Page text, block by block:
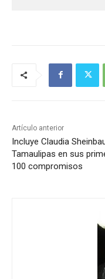
Artículo anterior
Incluye Claudia
Tamaulipas en sus
100 compromisos